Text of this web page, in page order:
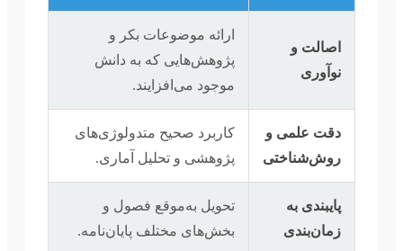
اصالت و
نوآوری
ارائه موضوعات بکر و
پژوهش‌هایی که به دانش
موجود می‌افزایند.
دقت علمی و
روش‌شناختی
کاربرد صحیح متدولوژی‌های
پژوهشی و تحلیل آماری.
پایبندی به
زمان‌بندی
تحویل به‌موقع فصول و
بخش‌های مختلف پایان‌نامه.